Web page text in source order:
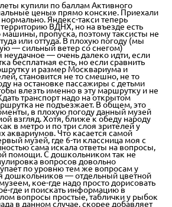
купили по баллам Активного
цены» прямо конские. Приехали
Яндекс-такси теперь
ВДНХ, но на въезде есть
пропуска, поэтому таксисты не
или оттуда. В плохую погоду (мы
— сильный ветер со снегом)
— очень далеко идти, если
бесплатная есть, но если сравнить
и размер Москвариума и
становится не то смешно, не то
на остановке пассажиры с детьми
влезть именно в эту маршрутку и не
транспорт надо на открытом
не подъезжает. В общем, это
в плохую погоду данный музей
взгляд. Хотя, ближе к обеду народу
в метро и по три слоя зрителей у
аквариумов. Что касается самой
музей, где 6-ти классница моя с
сама искала ответы на вопросы,
помощи. С дошкольником так не
вопросов довольно
по уровню тем же вопросам у
дошкольников — отдельный цветной
кое-где надо просто дорисовать
где и поискать информацию в
вопросы простые, таблички у рыбок
в данном случае, скорее добавляет